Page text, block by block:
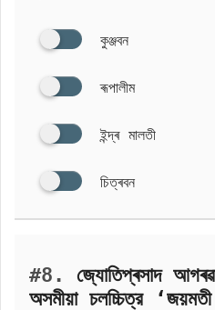
কুঞ্জবন
ৰূপালীম
ইন্দ্ৰ মালতী
চিত্ৰবন
#8.
জ্যোতিপ্ৰসাদ
অসমীয়া চলচ্চিত্র